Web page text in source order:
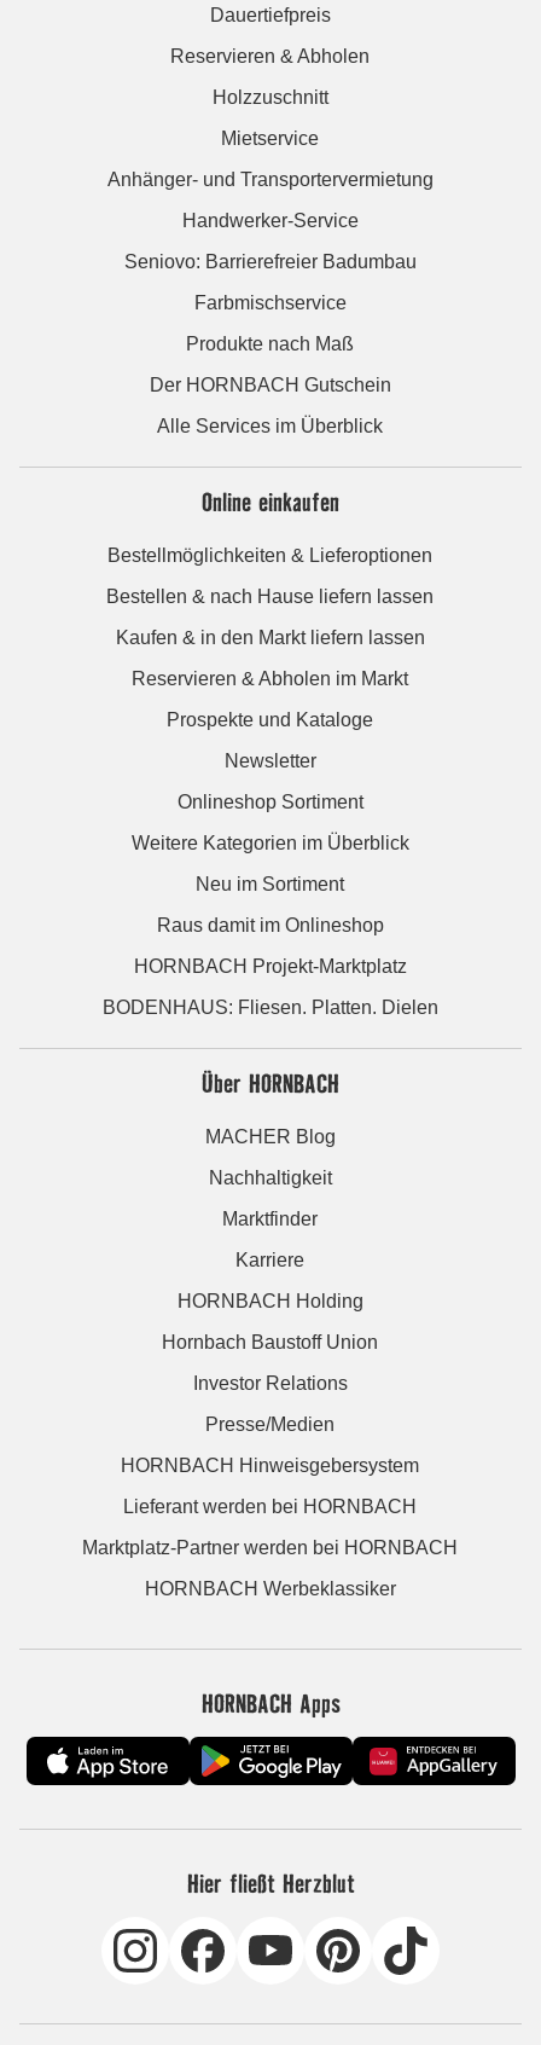
Dauertiefpreis
Reservieren & Abholen
Holzzuschnitt
Mietservice
Anhänger- und Transportervermietung
Handwerker-Service
Seniovo: Barrierefreier Badumbau
Farbmischservice
Produkte nach Maß
Der HORNBACH Gutschein
Alle Services im Überblick
Online einkaufen
Bestellmöglichkeiten & Lieferoptionen
Bestellen & nach Hause liefern lassen
Kaufen & in den Markt liefern lassen
Reservieren & Abholen im Markt
Prospekte und Kataloge
Newsletter
Onlineshop Sortiment
Weitere Kategorien im Überblick
Neu im Sortiment
Raus damit im Onlineshop
HORNBACH Projekt-Marktplatz
BODENHAUS: Fliesen. Platten. Dielen
Über HORNBACH
MACHER Blog
Nachhaltigkeit
Marktfinder
Karriere
HORNBACH Holding
Hornbach Baustoff Union
Investor Relations
Presse/Medien
HORNBACH Hinweisgebersystem
Lieferant werden bei HORNBACH
Marktplatz-Partner werden bei HORNBACH
HORNBACH Werbeklassiker
HORNBACH Apps
Hier fließt Herzblut